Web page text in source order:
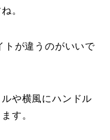
。
トが違うのがいいで
や横風にハンドル
す。